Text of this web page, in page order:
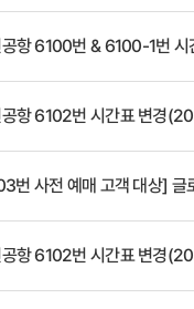
항 6100번 & 6100-1번
항 6102번 시간표 변경
번 사전 예매 고객 대상] 글
항 6102번 시간표 변경